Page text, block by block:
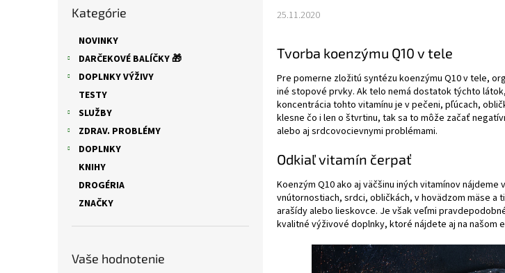
kategórie
Kategórie
NOVINKY
DARČEKOVÉ BALÍČKY 🎁
DOPLNKY VÝŽIVY
TESTY
SLUŽBY
ZDRAV. PROBLÉMY
DOPLNKY
KNIHY
DROGÉRIA
ZNAČKY
Vaše hodnotenie
25.11.2020
Tvorba koenzýmu Q10 v tele
Pre pomerne zložitú syntézu koenzýmu Q10 v tele,
iné stopové prvky. Ak telo nemá dostatok týchto
koncentrácia tohto vitamínu je v pečeni, pľúcach,
klesne čo i len o štvrtinu, tak sa to môže začať
alebo aj srdcovocievnymi problémami.
Odkiaľ vitamín čerpať
Koenzým Q10 ako aj väčšinu iných vitamínov
vnútornostiach, srdci, obličkách, v hovädzom mäse a
arašídy alebo lieskovce. Je však veľmi
kvalitné výživové doplnky, ktoré nájdete aj na našom